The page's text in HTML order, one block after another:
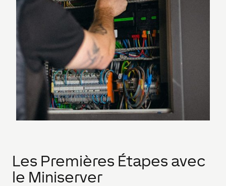
Les Premières Étapes avec
le Miniserver